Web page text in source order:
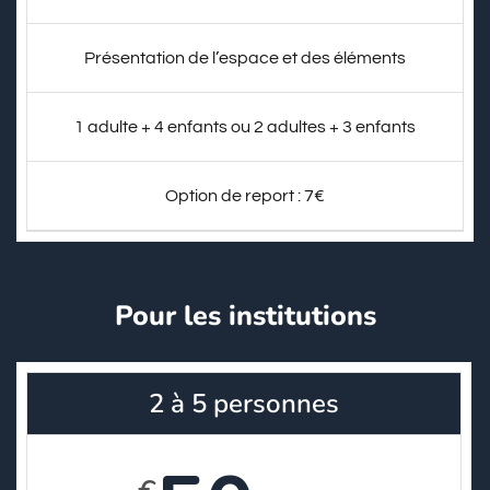
Pour les institutions
Présentation de l’espace et des éléments
1 adulte + 4 enfants ou 2 adultes + 3 enfants
Option de report : 7€
2 à 5 personnes